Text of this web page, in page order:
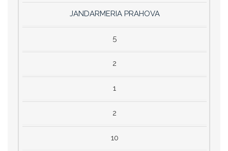
JANDARMERIA PRAHOVA
5
2
1
2
10